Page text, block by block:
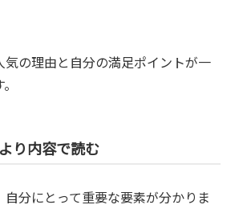
気の理由と自分の満足ポイントが一
り内容で読む
分にとって重要な要素が分かりま